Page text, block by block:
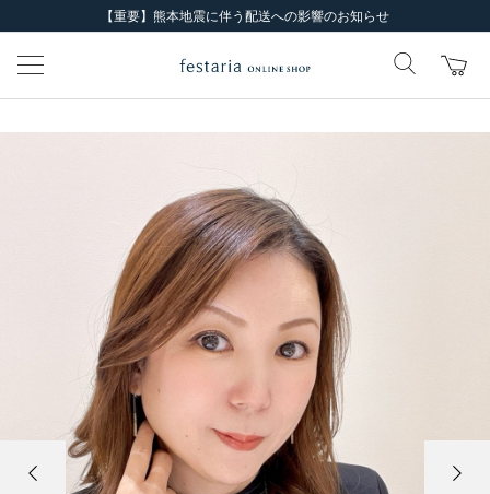
【重要】熊本地震に伴う配送への影響のお知らせ
前の画像